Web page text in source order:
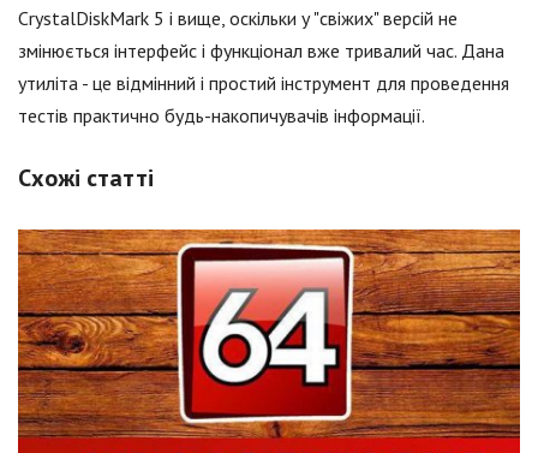
CrystalDiskMark 5 і вище, оскільки у "свіжих" версій не
змінюється інтерфейс і функціонал вже тривалий час. Дана
утиліта - це відмінний і простий інструмент для проведення
тестів практично будь-накопичувачів інформації.
Схожі статті